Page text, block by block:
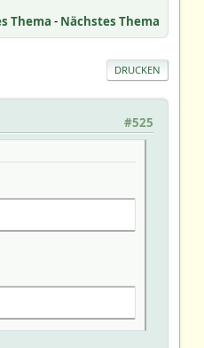
Thema - Nächstes Thema
DRUCKEN
#525